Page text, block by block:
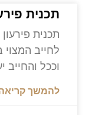
תכנית
תכנית
לחייב
וככל והחייב
להמשך